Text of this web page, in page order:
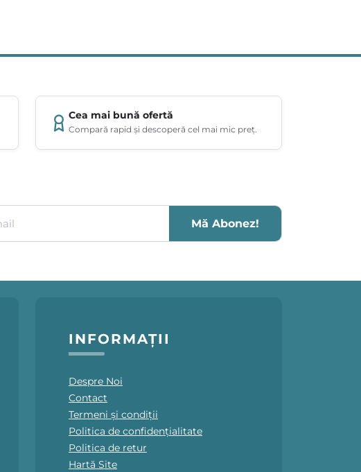
Cea mai bună ofertă
Compară rapid și descoperă cel mai mic preț.
Mă Abonez!
INFORMAȚII
Despre Noi
Contact
Termeni și condiții
Politica de confidențialitate
Politica de retur
Hartă Site